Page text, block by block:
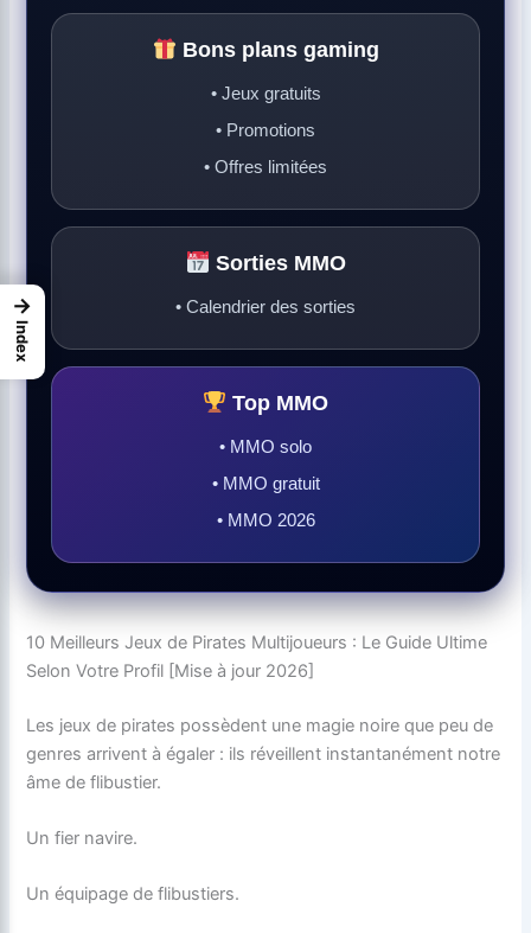
Bons plans gaming
• Jeux gratuits
• Promotions
• Offres limitées
Sorties MMO
• Calendrier des sorties
Top MMO
• MMO solo
• MMO gratuit
• MMO 2026
10 Meilleurs Jeux de Pirates Multijoueurs : Le Guide Ultime
Selon Votre Profil [Mise à jour 2026]
Les jeux de pirates possèdent une magie noire que peu de
genres arrivent à égaler : ils réveillent instantanément notre
âme de flibustier.
Un fier navire.
Un équipage de flibustiers.
→
Index